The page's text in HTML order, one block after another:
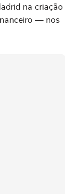
na criação
— nos